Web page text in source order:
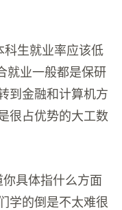
科生就业率应该低
就业一般都是保研
到金融和计算机方
很占优势的大工数
具体指什么方面
学的倒是不太难很